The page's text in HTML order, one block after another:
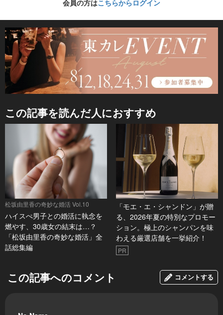
会員の方はこちらからログイン
この記事を読んだ人におすすめ
松坂由里香の奇妙な婚活 Vol.10
ハイスぺ男子との婚活に執念を
燃やす、30歳女の結末は…？
「松坂由里香の奇妙な婚活」全
話総集編
「モエ・エ・シャンドン」が贈
る、2026年夏の特別なプロモー
ション。極上のシャンパンを味
わえる厳選店舗を一挙紹介！
PR
この記事へのコメント コメントする